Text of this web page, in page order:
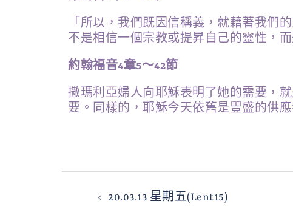
「所以，我們既因信稱義，就藉著我們
不是相信一個宗教或提昇自己的靈性，
約翰福音4章5～42節
撒瑪利亞婦人向耶穌表明了她的需要，
要。同樣的，耶穌今天依舊是豐盛的供
20.03.13 星期五(Lent15)